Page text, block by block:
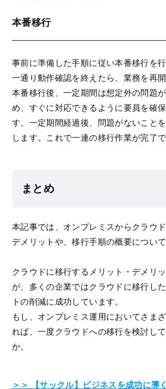
本番移行
事前に準備した手順に従い本番移行を
一通り動作確認を終えたら、業務を再開
本番移行後、一定期間は想定外の問題
め、すぐに対応できるように要員を確
す。一定期間経過後、問題がないこと
します。これで一連の移行作業が完了で
まとめ
本記事では、オンプレミスからクラウ
デメリットや、移行手順の概要について
クラウドに移行するメリット・デメリ
が、多くの企業ではクラウドに移行し
トの削減に成功しています。
もし、オンプレミス運用においてさま
れば、一度クラウドへの移行を検討し
か。
＞＞ 【サックル】ビジネスを成功に導